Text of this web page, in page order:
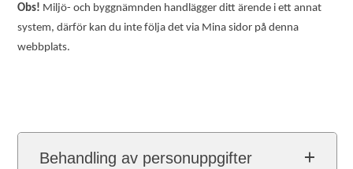
Obs! Miljö- och byggnämnden handlägger ditt ärende i ett annat
system, därför kan du inte följa det via Mina sidor på denna
webbplats.
Behandling av personuppgifter